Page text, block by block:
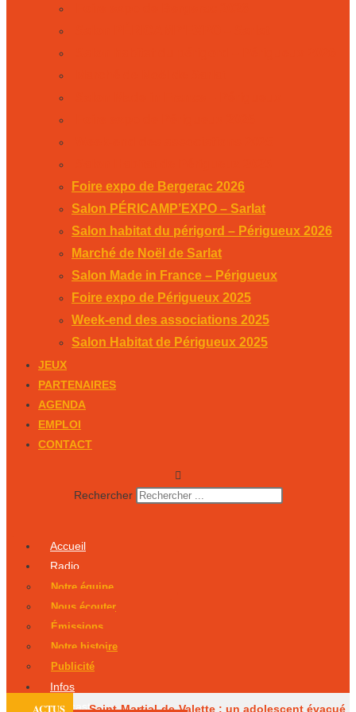
Foire expo de Bergerac 2026
Salon PÉRICAMP’EXPO – Sarlat
Salon habitat du périgord – Périgueux 2026
Marché de Noël de Sarlat
Salon Made in France – Périgueux
Foire expo de Périgueux 2025
Week-end des associations 2025
Salon Habitat de Périgueux 2025
JEUX
PARTENAIRES
AGENDA
EMPLOI
CONTACT
Rechercher
Accueil
Radio
Notre équipe
Nous écouter
Émissions
Notre histoire
Publicité
Infos
Podcasts
ACTUS Saint-Martial-de-Valette : un adolescent évacué